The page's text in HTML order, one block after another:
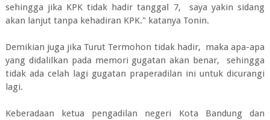
sehingga jika KPK tidak hadir tanggal 7, saya yakin sidang
akan lanjut tanpa kehadiran KPK." katanya Tonin.
Demikian juga jika Turut Termohon tidak hadir, maka apa-apa
yang didalilkan pada memori gugatan akan benar, sehingga
tidak ada celah lagi gugatan praperadilan ini untuk dicurangi
lagi.
Keberadaan ketua pengadilan negeri Kota Bandung dan